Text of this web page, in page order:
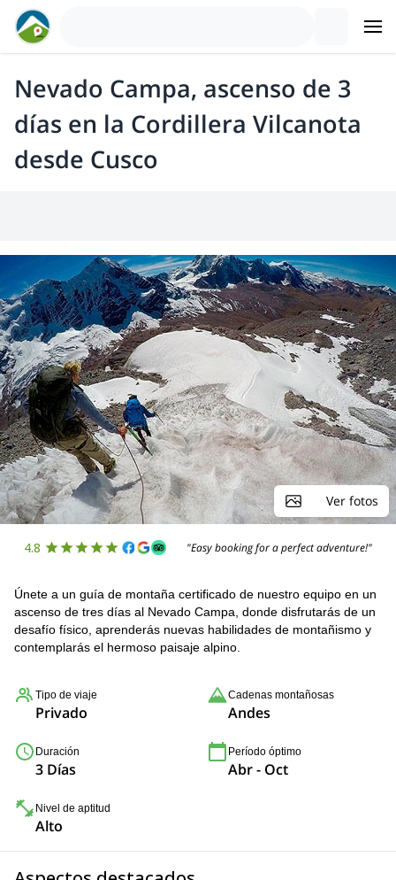
Nevado Campa, ascenso de 3
días en la Cordillera Vilcanota
desde Cusco
Ver fotos
4.8 "Easy booking for a perfect adventure!"
Únete a un guía de montaña certificado de nuestro equipo en un
ascenso de tres días al Nevado Campa, donde disfrutarás de un
desafío físico, aprenderás nuevas habilidades de montañismo y
contemplarás el hermoso paisaje alpino.
Tipo de viaje
Privado
Cadenas montañosas
Andes
Duración
3 Días
Período óptimo
Abr - Oct
Nivel de aptitud
Alto